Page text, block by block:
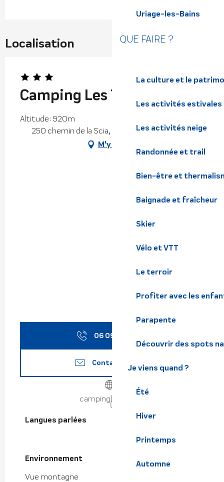
Uriage-les-Bains
QUE FAIRE ?
La culture et le
Les activités estivales
Les activités neige
Randonnée et trail
Bien-être et
Baignade et fraîcheur
Skier
Vélo et VTT
Le terroir
Profiter avec les
Parapente
Découvrir des spots
Je viens quand ?
Été
Hiver
Printemps
Automne
Localisation
Camping Les 7 Laux
Altitude : 920m
250 chemin de la Scia, le Clapier, 38570 Theys
M'y rendre
06 09 89 52
Contactez-nous
campingles7laux.fr
Langues parlées
Langues parlées
Environnement
Environnement
Vue montagne